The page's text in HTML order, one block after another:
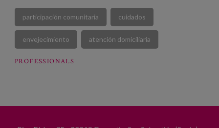
participación comunitaria cuidados
envejecimiento atención domiciliaria
PROFESSIONALS